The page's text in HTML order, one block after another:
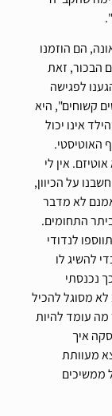
הם הוזמנו
הבכור, זאת
לפגישה
קשוחים", היא
אינו יכול
האוטיסטי.
אין לי
על הכיוון,
לא מדבר
התחומים.
לנדודי
להשיג לו
נכנסתי
מסוגל להכיל
עומד להיות
איך
מעוותת
ממשיכים